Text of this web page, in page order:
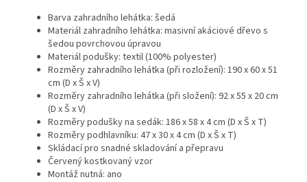
Barva zahradního lehátka: šedá
Materiál zahradního lehátka: masivní akáciové dřevo s
šedou povrchovou úpravou
Materiál podušky: textil (100% polyester)
Rozměry zahradního lehátka (při rozložení): 190 x 60 x 51
cm (D x Š x V)
Rozměry zahradního lehátka (při složení): 92 x 55 x 20 cm
(D x Š x V)
Rozměry podušky na sedák: 186 x 58 x 4 cm (D x Š x T)
Rozměry podhlavníku: 47 x 30 x 4 cm (D x Š x T)
Skládací pro snadné skladování a přepravu
Červený kostkovaný vzor
Montáž nutná: ano